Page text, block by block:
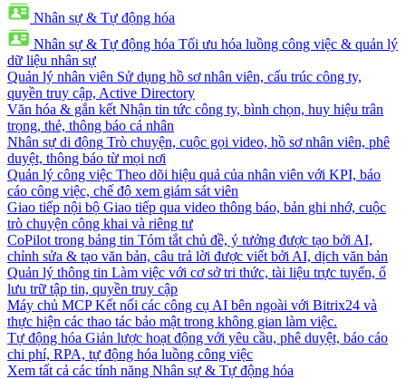
Nhân sự & Tự động hóa
Nhân sự & Tự động hóa Tối ưu hóa luồng công việc & quản lý
dữ liệu nhân sự
Quản lý nhân viên Sử dụng hồ sơ nhân viên, cấu trúc công ty,
quyền truy cập, Active Directory
Văn hóa & gắn kết Nhận tin tức công ty, bình chọn, huy hiệu trân
trọng, thẻ, thông báo cá nhân
Nhân sự di động Trò chuyện, cuộc gọi video, hồ sơ nhân viên, phê
duyệt, thông báo từ mọi nơi
Quản lý công việc Theo dõi hiệu quả của nhân viên với KPI, báo
cáo công việc, chế độ xem giám sát viên
Giao tiếp nội bộ Giao tiếp qua video thông báo, bản ghi nhớ, cuộc
trò chuyện công khai và riêng tư
CoPilot trong bảng tin Tóm tắt chủ đề, ý tưởng được tạo bởi AI,
chỉnh sửa & tạo văn bản, câu trả lời được viết bởi AI, dịch văn bản
Quản lý thông tin Làm việc với cơ sở tri thức, tài liệu trực tuyến, ổ
lưu trữ tập tin, quyền truy cập
Máy chủ MCP Kết nối các công cụ AI bên ngoài với Bitrix24 và
thực hiện các thao tác bảo mật trong không gian làm việc.
Tự động hóa Giản lược hoạt động với yêu cầu, phê duyệt, báo cáo
chi phí, RPA, tự động hóa luồng công việc
Xem tất cả các tính năng Nhân sự & Tự động hóa